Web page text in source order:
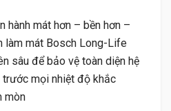
hành mát hơn – bền hơn –
làm mát Bosch Long-Life
sâu để bảo vệ toàn diện hệ
mọi nhiệt độ khắc
mòn